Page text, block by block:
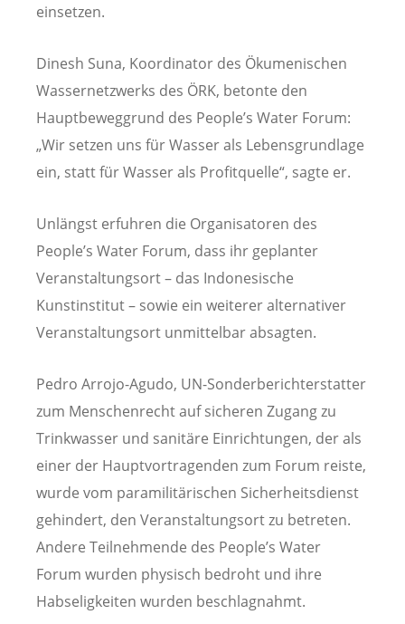
einsetzen.
Dinesh Suna, Koordinator des Ökumenischen
Wassernetzwerks des ÖRK, betonte den
Hauptbeweggrund des People’s Water Forum:
„Wir setzen uns für Wasser als Lebensgrundlage
ein, statt für Wasser als Profitquelle“, sagte er.
Unlängst erfuhren die Organisatoren des
People’s Water Forum, dass ihr geplanter
Veranstaltungsort – das Indonesische
Kunstinstitut – sowie ein weiterer alternativer
Veranstaltungsort unmittelbar absagten.
Pedro Arrojo-Agudo, UN-Sonderberichterstatter
zum Menschenrecht auf sicheren Zugang zu
Trinkwasser und sanitäre Einrichtungen, der als
einer der Hauptvortragenden zum Forum reiste,
wurde vom paramilitärischen Sicherheitsdienst
gehindert, den Veranstaltungsort zu betreten.
Andere Teilnehmende des People’s Water
Forum wurden physisch bedroht und ihre
Habseligkeiten wurden beschlagnahmt.